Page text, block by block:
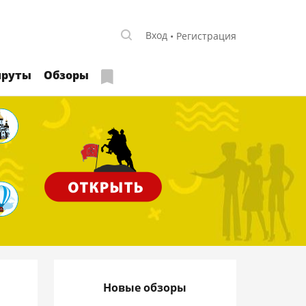
Вход Регистрация
Обзоры
Новые обзоры